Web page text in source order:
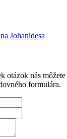
otázok nás
formulára.